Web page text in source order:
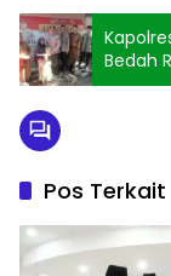
Bedah
Pos Terkait